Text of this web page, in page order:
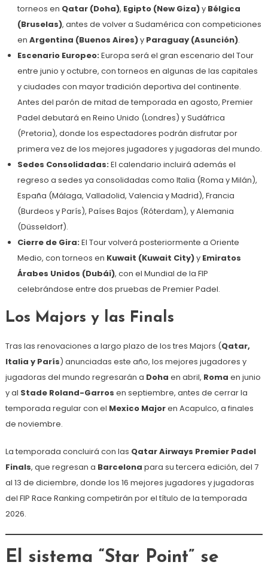
torneos en Qatar (Doha), Egipto (New Giza)y Bélgica
(Bruselas), antes de volver a Sudamérica con competiciones
en Argentina (Buenos Aires)y Paraguay (Asunción).
Escenario Europeo:Europa será el gran escenario del Tour
entre junio y octubre, con torneos en algunas de las capitales
y ciudades con mayor tradición deportiva del continente.
Antes del parón de mitad de temporada en agosto, Premier
Padel debutará en Reino Unido (Londres) y Sudáfrica
(Pretoria), donde los espectadores podrán disfrutar por
primera vez de los mejores jugadores y jugadoras del mundo.
Sedes Consolidadas:El calendario incluirá además el
regreso a sedes ya consolidadas como Italia (Roma y Milán),
España (Málaga, Valladolid, Valencia y Madrid), Francia
(Burdeos y París), Países Bajos (Róterdam), y Alemania
(Düsseldorf).
Cierre de Gira:El Tour volverá posteriormente a Oriente
Medio, con torneos en Kuwait (Kuwait City)y Emiratos
Árabes Unidos (Dubái), con el Mundial de la FIP
celebrándose entre dos pruebas de Premier Padel.
Los Majors y las Finals
Tras las renovaciones a largo plazo de los tres Majors (Qatar,
Italia y París) anunciadas este año, los mejores jugadores y
jugadoras del mundo regresarán a Doha en abril, Roma en junio
y al Stade Roland-Garros en septiembre, antes de cerrar la
temporada regular con el Mexico Majoren Acapulco, a finales
de noviembre.
La temporada concluirá con las Qatar Airways Premier Padel
Finals, que regresan a Barcelona para su tercera edición, del 7
al 13 de diciembre, donde los 16 mejores jugadores y jugadoras
del FIP Race Ranking competirán por el título de la temporada
2026.
El sistema “Star Point” se